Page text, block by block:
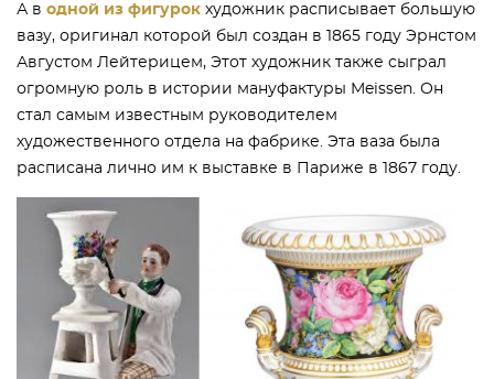
А в одной из фигурок художник расписывает большую
вазу, оригинал которой был создан в 1865 году Эрнстом
Августом Лейтерицем, Этот художник также сыграл
огромную роль в истории мануфактуры Meissen. Он
стал самым известным руководителем
художественного отдела на фабрике. Эта ваза была
расписана лично им к выставке в Париже в 1867 году.